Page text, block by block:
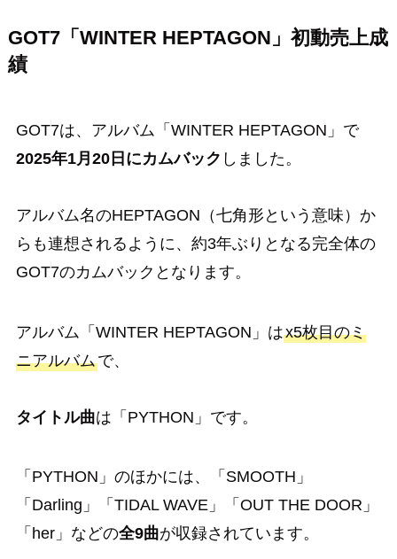
GOT7「WINTER HEPTAGON」初動売上成
績
GOT7は、アルバム「WINTER HEPTAGON」で
2025年1月20日にカムバック しました。
アルバム名のHEPTAGON（七角形という意味）か
らも連想されるように、約3年ぶりとなる完全体の
GOT7のカムバックとなります。
アルバム「WINTER HEPTAGON」はx5枚目のミ
ニアルバムで、
タイトル曲は「PYTHON」です。
「PYTHON」のほかには、「SMOOTH」
「Darling」「TIDAL WAVE」「OUT THE DOOR」
「her」などの全9曲が収録されています。